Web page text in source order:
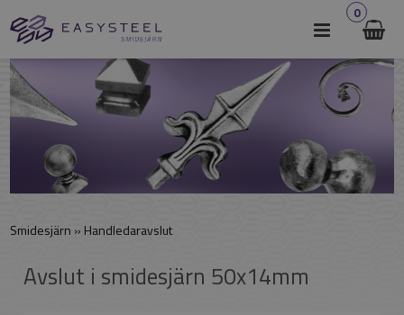
0
Smidesjärn » Handledaravslut
Avslut i smidesjärn 50x14mm